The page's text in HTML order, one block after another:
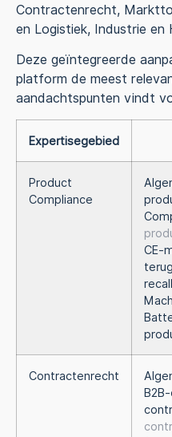
Contractenrecht,
en Logistiek, Industrie en
Deze geïntegreerde
platform de meest
aandachtspunten vindt
Expertisegebied
Product
Compliance
CE-
Contractenrecht